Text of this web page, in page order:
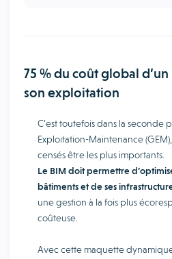
75 % du coût global
son exploitation
C’est toutefois dans la seconde
Exploitation-Maintenance
censés être les plus importants.
Le BIM doit permettre
bâtiments et de ses
une gestion à la fois plus
coûteuse.
Avec cette maquette